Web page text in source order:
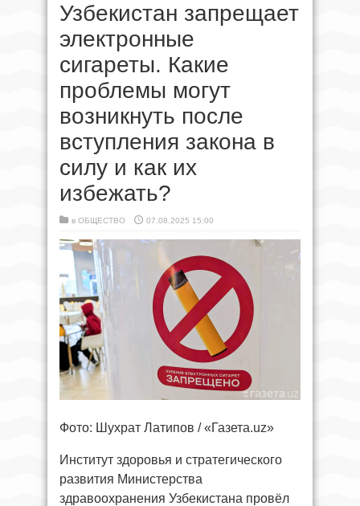
Узбекистан запрещает
электронные
сигареты. Какие
проблемы могут
возникнуть после
вступления закона в
силу и как их
избежать?
в ОБЩЕСТВО 07.08.2025 15:00
Фото: Шухрат Латипов / «Газета.uz»
Институт здоровья и стратегического
развития Министерства
здравоохранения Узбекистана провёл